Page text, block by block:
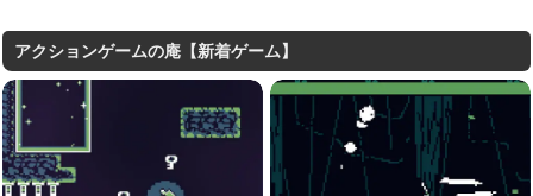
アクションゲームの庵【新着ゲーム】